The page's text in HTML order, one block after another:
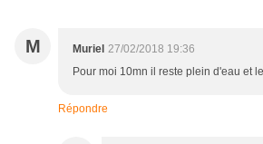
M Muriel 27/02/2018 19:36
Pour moi 10mn il reste plein d'eau et
Répondre